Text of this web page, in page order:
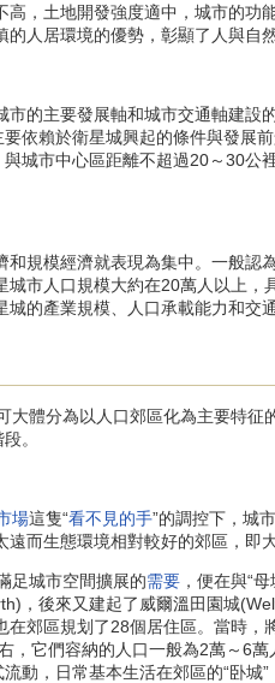
，土地開發強度適中，城市的
人居環境的優勢，彰顯了人與自然
主要發展軸和城市交通軸建設
依賴於衛星城興起的條件與發展
城市中心區距離不超過20～30
和規模經濟就表現為集中。一般認
市人口規模大約在20萬人以上
的產業規模、人口承載能力和交通
分為以人口郊區化為主要特征
。
場這隻“看不見的手”的調控下，城
而生態環境相對較好的郊區，即
城市空間擴展的需要 ，便在與“
，後來又建起了威爾溫田園城
郊區規划了28個居住區。當時
它們容納的人口一般為2萬～6
動，日常基本生活在郊區的“卧